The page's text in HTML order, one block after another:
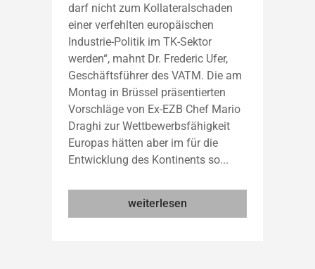
darf nicht zum Kollateralschaden
einer verfehlten europäischen
Industrie-Politik im TK-Sektor
werden“, mahnt Dr. Frederic Ufer,
Geschäftsführer des VATM. Die am
Montag in Brüssel präsentierten
Vorschläge von Ex-EZB Chef Mario
Draghi zur Wettbewerbsfähigkeit
Europas hätten aber im für die
Entwicklung des Kontinents so...
weiterlesen